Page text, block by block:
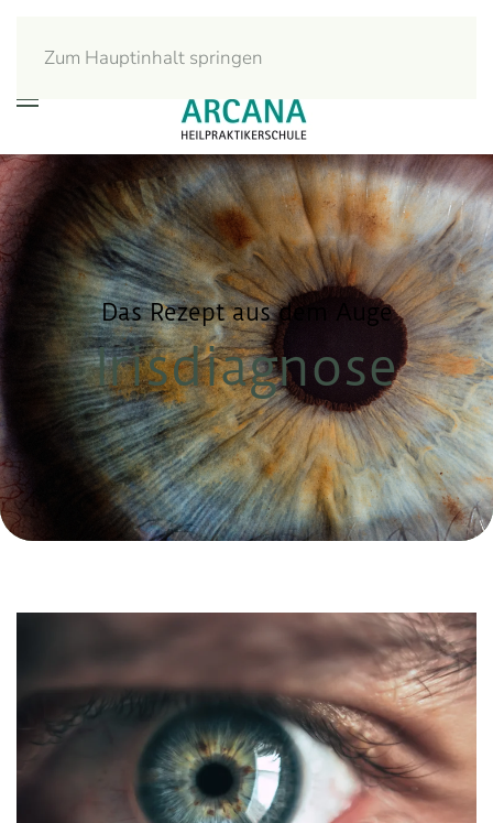
Zum Hauptinhalt springen
Das Rezept aus dem Auge
Irisdiagnose